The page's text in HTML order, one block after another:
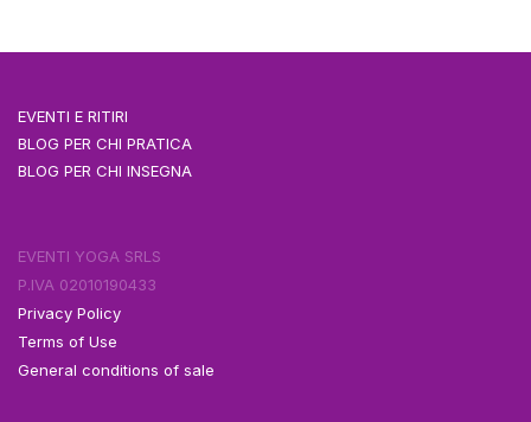
EVENTI E RITIRI
BLOG PER CHI PRATICA
BLOG PER CHI INSEGNA
EVENTI YOGA SRLS
P.IVA 02010190433
Privacy Policy
Terms of Use
General conditions of sale